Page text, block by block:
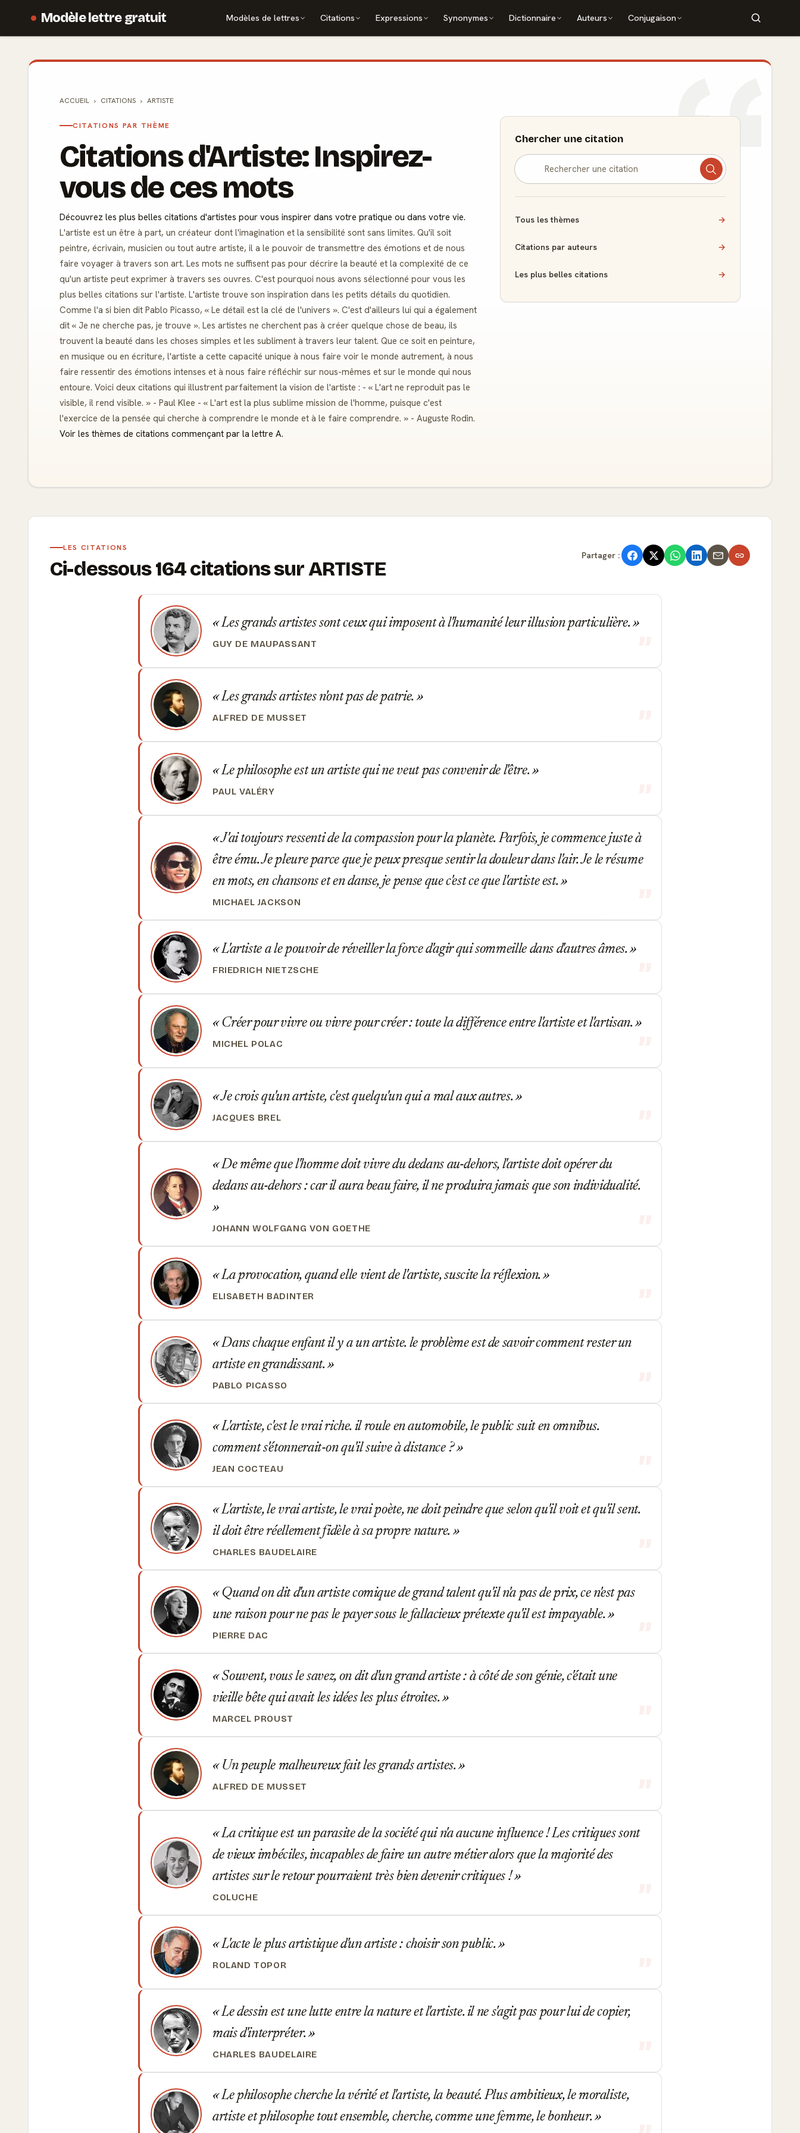
Modèle lettre gratuit Modèles de lettres Citations Expressions Synonymes Dictionnaire Auteurs Conjugaison
ACCUEIL CITATIONS ARTISTE
CITATIONS PAR THÈME
Citations d'Artiste: Inspirez-
vous de ces mots
Découvrez les plus belles citations d'artistes pour vous inspirer dans votre pratique ou dans votre vie.
L'artiste est un être à part, un créateur dont l'imagination et la sensibilité sont sans limites. Qu'il soit
peintre, écrivain, musicien ou tout autre artiste, il a le pouvoir de transmettre des émotions et de nous
faire voyager à travers son art. Les mots ne suffisent pas pour décrire la beauté et la complexité de ce
qu'un artiste peut exprimer à travers ses ouvres. C'est pourquoi nous avons sélectionné pour vous les
plus belles citations sur l'artiste. L'artiste trouve son inspiration dans les petits détails du quotidien.
Comme l'a si bien dit Pablo Picasso, « Le détail est la clé de l'univers ». C'est d'ailleurs lui qui a également
dit « Je ne cherche pas, je trouve ». Les artistes ne cherchent pas à créer quelque chose de beau, ils
trouvent la beauté dans les choses simples et les subliment à travers leur talent. Que ce soit en peinture,
en musique ou en écriture, l'artiste a cette capacité unique à nous faire voir le monde autrement, à nous
faire ressentir des émotions intenses et à nous faire réfléchir sur nous-mêmes et sur le monde qui nous
entoure. Voici deux citations qui illustrent parfaitement la vision de l'artiste : - « L'art ne reproduit pas le
visible, il rend visible. » - Paul Klee - « L'art est la plus sublime mission de l'homme, puisque c'est
l'exercice de la pensée qui cherche à comprendre le monde et à le faire comprendre. » - Auguste Rodin.
Voir les thèmes de citations commençant par la lettre A.
Chercher une citation
Tous les thèmes →
Citations par auteurs →
Les plus belles citations →
LES CITATIONS
Ci-dessous 164 citations sur ARTISTE
Partager :
Les grands artistes sont ceux qui imposent à l'humanité leur illusion particulière.
GUY DE MAUPASSANT
Les grands artistes n'ont pas de patrie.
ALFRED DE MUSSET
Le philosophe est un artiste qui ne veut pas convenir de l'être.
PAUL VALÉRY
J'ai toujours ressenti de la compassion pour la planète. Parfois, je commence juste à
être ému. Je pleure parce que je peux presque sentir la douleur dans l'air. Je le résume
en mots, en chansons et en danse, je pense que c'est ce que l'artiste est.
MICHAEL JACKSON
L'artiste a le pouvoir de réveiller la force d'agir qui sommeille dans d'autres âmes.
FRIEDRICH NIETZSCHE
Créer pour vivre ou vivre pour créer : toute la différence entre l'artiste et l'artisan.
MICHEL POLAC
Je crois qu'un artiste, c'est quelqu'un qui a mal aux autres.
JACQUES BREL
De même que l'homme doit vivre du dedans au-dehors, l'artiste doit opérer du
dedans au-dehors : car il aura beau faire, il ne produira jamais que son individualité.
JOHANN WOLFGANG VON GOETHE
La provocation, quand elle vient de l'artiste, suscite la réflexion.
ELISABETH BADINTER
Dans chaque enfant il y a un artiste. le problème est de savoir comment rester un
artiste en grandissant.
PABLO PICASSO
L'artiste, c'est le vrai riche. il roule en automobile, le public suit en omnibus.
comment s'étonnerait-on qu'il suive à distance ?
JEAN COCTEAU
L'artiste, le vrai artiste, le vrai poète, ne doit peindre que selon qu'il voit et qu'il sent.
il doit être réellement fidèle à sa propre nature.
CHARLES BAUDELAIRE
Quand on dit d'un artiste comique de grand talent qu'il n'a pas de prix, ce n'est pas
une raison pour ne pas le payer sous le fallacieux prétexte qu'il est impayable.
PIERRE DAC
Souvent, vous le savez, on dit d'un grand artiste : à côté de son génie, c'était une
vieille bête qui avait les idées les plus étroites.
MARCEL PROUST
Un peuple malheureux fait les grands artistes.
ALFRED DE MUSSET
La critique est un parasite de la société qui n'a aucune influence ! Les critiques sont
de vieux imbéciles, incapables de faire un autre métier alors que la majorité des
artistes sur le retour pourraient très bien devenir critiques !
COLUCHE
L'acte le plus artistique d'un artiste : choisir son public.
ROLAND TOPOR
Le dessin est une lutte entre la nature et l'artiste. il ne s'agit pas pour lui de copier,
mais d'interpréter.
CHARLES BAUDELAIRE
Le philosophe cherche la vérité et l'artiste, la beauté. Plus ambitieux, le moraliste,
artiste et philosophe tout ensemble, cherche, comme une femme, le bonheur.